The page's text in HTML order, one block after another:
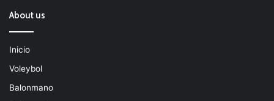
About us
Inicio
Voleybol
Balonmano